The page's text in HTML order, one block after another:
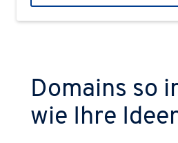
Domains so
wie Ihre